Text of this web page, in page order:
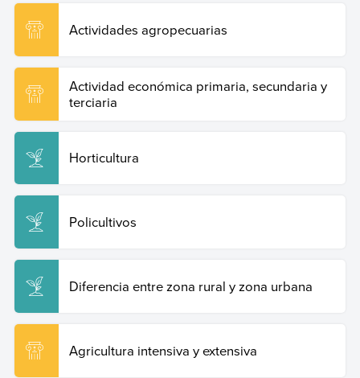
Actividades agropecuarias
Actividad económica primaria, secundaria y
terciaria
Horticultura
Policultivos
Diferencia entre zona rural y zona urbana
Agricultura intensiva y extensiva